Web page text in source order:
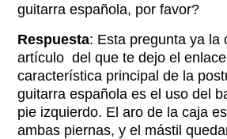
guitarra española, por favor?
Respuesta: Esta pregunta ya la
artículo del que te dejo el
característica principal de la
guitarra española es el uso del
pie izquierdo. El aro de la caja
ambas piernas, y el mástil